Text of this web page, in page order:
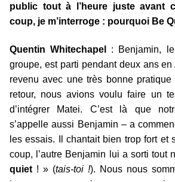
public tout à l’heure juste avant
coup, je m’interroge : pourquoi Be
Quentin Whitechapel
: Benjamin,
groupe, est parti pendant deux ans
revenu avec une très bonne pratique
retour, nous avions voulu faire un
d’intégrer Matei. C’est là que
s’appelle aussi Benjamin – a
les essais. Il chantait bien trop fort et
coup, l’autre Benjamin lui a sorti tout
quiet ! » (tais-toi !). Nous nous